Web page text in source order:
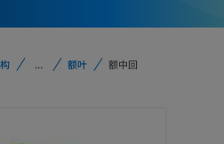
... 额叶 额中回